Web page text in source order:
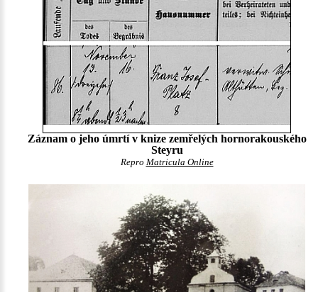
Záznam o jeho úmrtí v knize zemřelých hornorakouského
Steyru
Repro Matricula Online